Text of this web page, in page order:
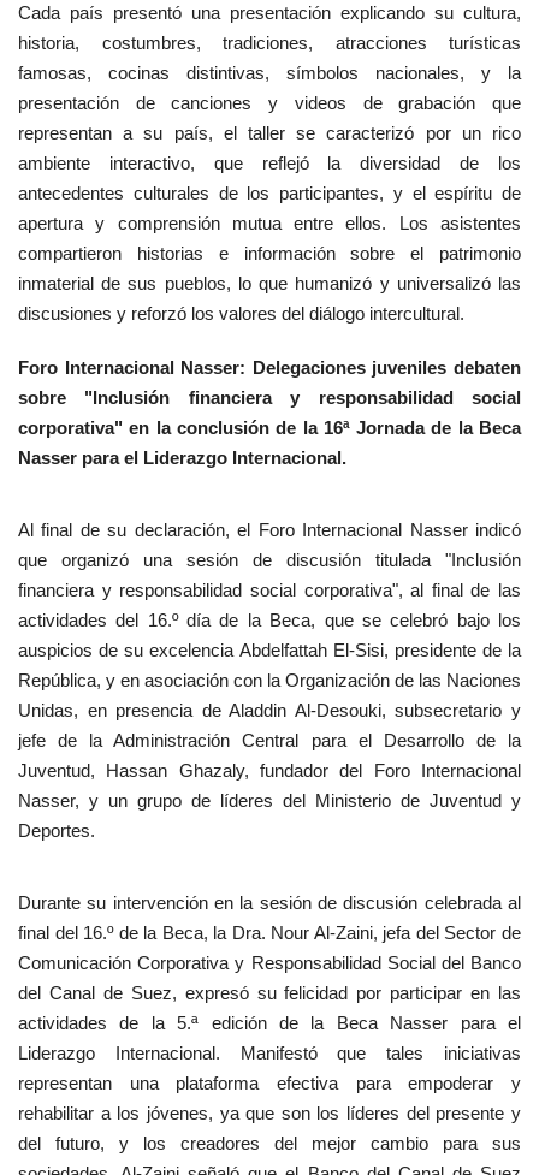
Cada país presentó una presentación explicando su cultura,
historia, costumbres, tradiciones, atracciones turísticas
famosas, cocinas distintivas, símbolos nacionales, y la
presentación de canciones y videos de grabación que
representan a su país, el taller se caracterizó por un rico
ambiente interactivo, que reflejó la diversidad de los
antecedentes culturales de los participantes, y el espíritu de
apertura y comprensión mutua entre ellos. Los asistentes
compartieron historias e información sobre el patrimonio
inmaterial de sus pueblos, lo que humanizó y universalizó las
discusiones y reforzó los valores del diálogo intercultural.
Foro Internacional Nasser: Delegaciones juveniles debaten
sobre "Inclusión financiera y responsabilidad social
corporativa" en la conclusión de la 16ª Jornada de la Beca
Nasser para el Liderazgo Internacional.
Al final de su declaración, el Foro Internacional Nasser indicó
que organizó una sesión de discusión titulada "Inclusión
financiera y responsabilidad social corporativa", al final de las
actividades del 16.º día de la Beca, que se celebró bajo los
auspicios de su excelencia Abdelfattah El-Sisi, presidente de la
República, y en asociación con la Organización de las Naciones
Unidas, en presencia de Aladdin Al-Desouki, subsecretario y
jefe de la Administración Central para el Desarrollo de la
Juventud, Hassan Ghazaly, fundador del Foro Internacional
Nasser, y un grupo de líderes del Ministerio de Juventud y
Deportes.
Durante su intervención en la sesión de discusión celebrada al
final del 16.º de la Beca, la Dra. Nour Al-Zaini, jefa del Sector de
Comunicación Corporativa y Responsabilidad Social del Banco
del Canal de Suez, expresó su felicidad por participar en las
actividades de la 5.ª edición de la Beca Nasser para el
Liderazgo Internacional. Manifestó que tales iniciativas
representan una plataforma efectiva para empoderar y
rehabilitar a los jóvenes, ya que son los líderes del presente y
del futuro, y los creadores del mejor cambio para sus